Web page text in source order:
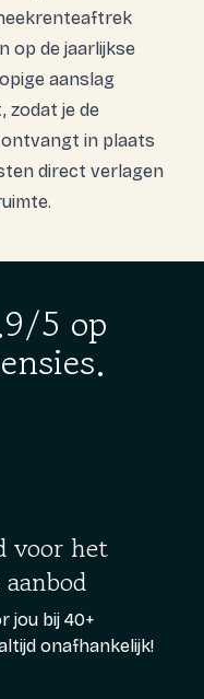
op de jaarlijkse
aanslag
zodat je de
in plaats
direct verlagen
5 op
voor het
jou bij 40+
onafhankelijk!